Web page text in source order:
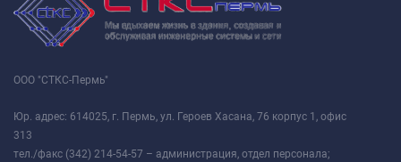
ООО "СТКС-Пермь"
Юр. адрес: 614025, г. Пермь, ул. Героев Хасана, 76 корпус 1, офис
313
тел./факс (342) 214-54-57 – администрация, отдел персонала;